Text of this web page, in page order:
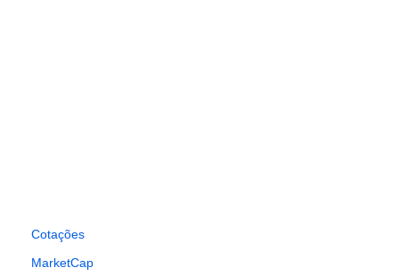
Cotações
MarketCap